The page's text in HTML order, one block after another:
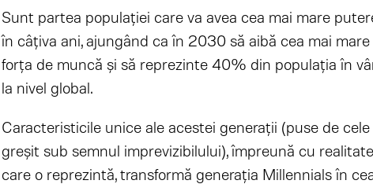
Sunt partea populației care va avea cea mai mare
în câţiva ani, ajungând ca în 2030 să aibă cea mai
forța de muncă și să reprezinte 40% din populația în
la nivel global.
Caracteristicile unice ale acestei generaţii (puse de
greşit sub semnul imprevizibilului), împreună cu
care o reprezintă, transformă generaţia Millennials în